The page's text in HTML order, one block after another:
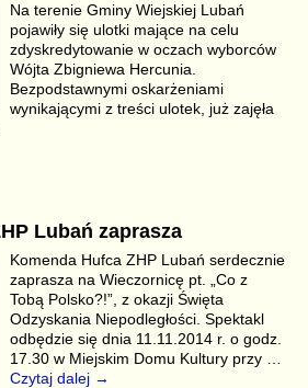
Na terenie Gminy Wiejskiej Lubań
pojawiły się ulotki mające na celu
zdyskredytowanie w oczach wyborców
Wójta Zbigniewa Hercunia.
Bezpodstawnymi oskarżeniami
wynikającymi z treści ulotek, już zajęła
Lubań zaprasza
Komenda Hufca ZHP Lubań serdecznie
zaprasza na Wieczornicę pt. „Co z
Tobą Polsko?!”, z okazji Święta
Odzyskania Niepodległości. Spektakl
odbędzie się dnia 11.11.2014 r. o godz.
17.30 w Miejskim Domu Kultury przy
Czytaj dalej →